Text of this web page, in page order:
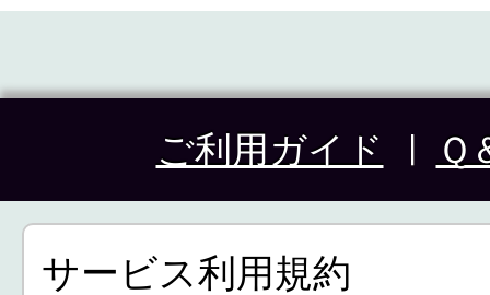
ご利用ガイド Ｑ
サービス利用規約